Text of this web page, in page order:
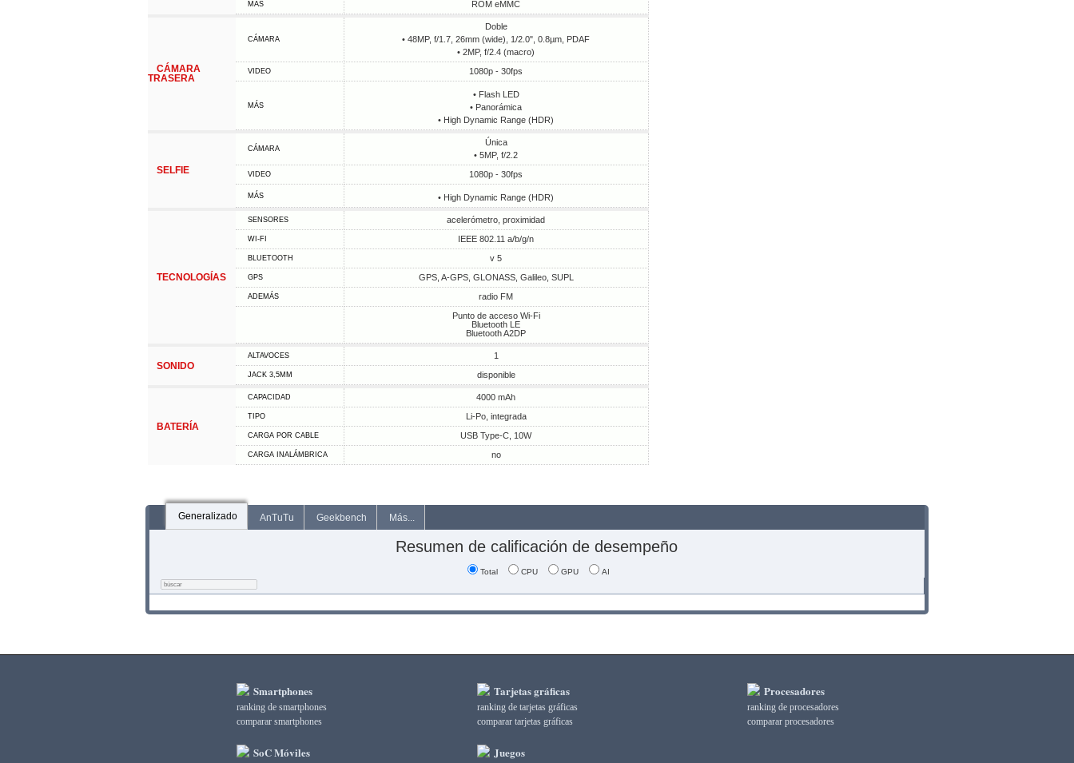
MÁS ROM eMMC
CÁMARA
TRASERA
CÁMARA
Doble
• 48MP, f/1.7, 26mm (wide), 1/2.0", 0.8µm, PDAF
• 2MP, f/2.4 (macro)
VIDEO 1080p - 30fps
MÁS
• Flash LED
• Panorámica
• High Dynamic Range (HDR)
SELFIE
CÁMARA
Única
• 5MP, f/2.2
VIDEO 1080p - 30fps
MÁS • High Dynamic Range (HDR)
TECNOLOGÍAS
SENSORES acelerómetro, proximidad
WI-FI IEEE 802.11 a/b/g/n
BLUETOOTH v 5
GPS GPS, A-GPS, GLONASS, Galileo, SUPL
ADEMÁS
radio FM
Punto de acceso Wi-Fi
Bluetooth LE
Bluetooth A2DP
SONIDO
ALTAVOCES 1
JACK 3,5MM disponible
BATERÍA
CAPACIDAD 4000 mAh
TIPO Li-Po, integrada
CARGA POR CABLE USB Type-C, 10W
CARGA INALÁMBRICA no
Generalizado AnTuTu Geekbench Más...
Resumen de calificación de desempeño
Total CPU GPU AI
Smartphones
ranking de smartphones
comparar smartphones
SoC Móviles
Tarjetas gráficas
ranking de tarjetas gráficas
comparar tarjetas gráficas
Juegos
Procesadores
ranking de procesadores
comparar procesadores